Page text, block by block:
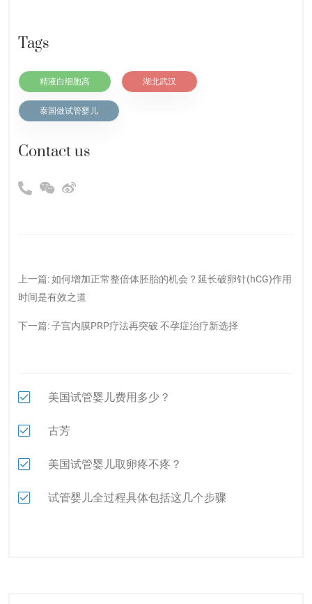
Tags
精液白细胞高 湖北武汉
泰国做试管婴儿
Contact us
上一篇:如何增加正常整倍体胚胎的机会？延长破卵针(hCG)作用
时间是有效之道
下一篇:子宫内膜PRP疗法再突破 不孕症治疗新选择
美国试管婴儿费用多少？
古芳
美国试管婴儿取卵疼不疼？
试管婴儿全过程具体包括这几个步骤